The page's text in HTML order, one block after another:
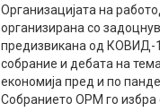
Организацијата на
организирана со
предизвикана од
собрание и дебата на
економија пред и по
Собранието ОРМ го избра